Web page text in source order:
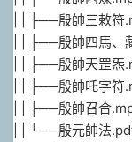
| | ├──殷帥三敕符
| | ├──殷帥四馬、
| | ├──殷帥天罡炁
| | ├──殷帥吒字符
| | ├──殷帥召合
| | └──殷元帥法